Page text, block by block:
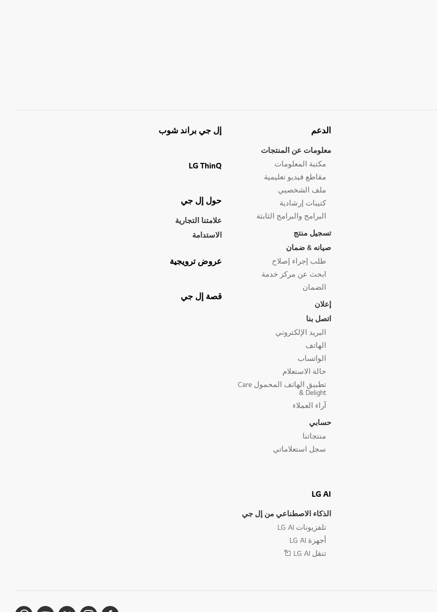
الدعم
معلومات عن المنتجات
مكتبة المعلومات
مقاطع فيديو تعليمية
ملف الشخصيي
كتيبات إرشادية
البرامج والبرامج الثابتة
تسجيل منتج
صيانه & ضمان
طلب إجراء إصلاح
ابحث عن مركز خدمة
الضمان
إعلان
اتصل بنا
البريد الإلكتروني
الهاتف
الواتساب
حالة الاستعلام
تطبيق الهاتف المحمول Care
& Delight
آراء العملاء
حسابي
منتجاتنا
سجل استعلاماتي
LG AI
الذكاء الاصطناعي من إل جي
تلفزيونات LG AI
أجهزة LG AI
تنقل LG AI
إل جي براند شوب
LG ThinQ
حول إل جي
علامتنا التجارية
الاستدامة
عروض ترويجية
قصة إل جي